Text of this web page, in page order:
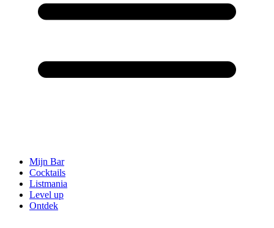
Mijn Bar
Cocktails
Listmania
Level up
Ontdek